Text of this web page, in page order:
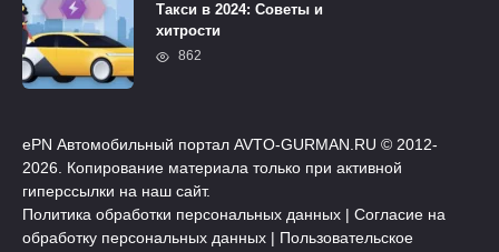
Такси в 2024: Советы и
хитрости
862
ePN Автомобильный портал AVTO-GURMAN.RU © 2012-
2026. Копирование материала только при активной
гиперссылки на наш сайт.
Политика обработки персональных данных | Согласие на
обработку персональных данных | Пользовательское